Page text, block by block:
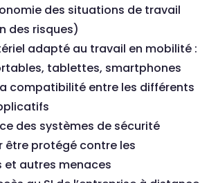
des situations de travail
des risques)
adapté au travail en mobilité :
tablettes, smartphones
compatibilité entre les différents
des systèmes de sécurité
être protégé contre les
autres menaces